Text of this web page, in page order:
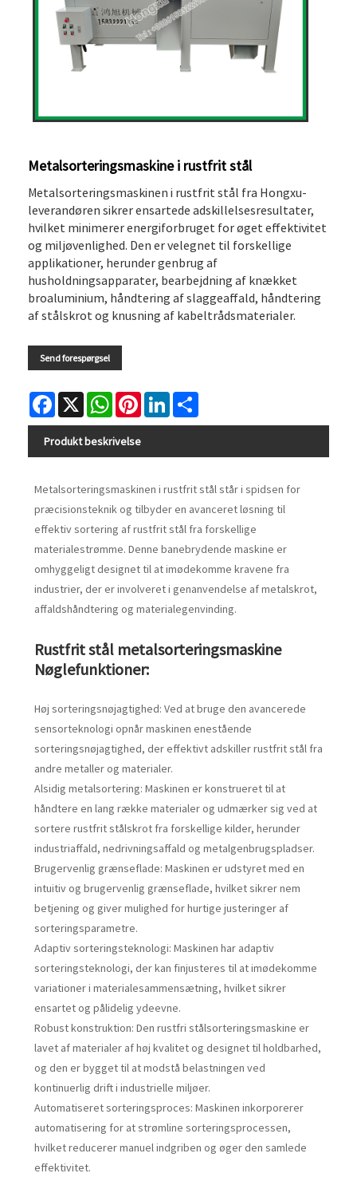
Metalsorteringsmaskine i rustfrit stål
Metalsorteringsmaskinen i rustfrit stål fra Hongxu-
leverandøren sikrer ensartede adskillelsesresultater,
hvilket minimerer energiforbruget for øget effektivitet
og miljøvenlighed. Den er velegnet til forskellige
applikationer, herunder genbrug af
husholdningsapparater, bearbejdning af knækket
broaluminium, håndtering af slaggeaffald, håndtering
af stålskrot og knusning af kabeltrådsmaterialer.
Send forespørgsel
Facebook
X WhatsAppPinterestLinkedIn
Produkt beskrivelse
Metalsorteringsmaskinen i rustfrit stål står i spidsen for
præcisionsteknik og tilbyder en avanceret løsning til
effektiv sortering af rustfrit stål fra forskellige
materialestrømme. Denne banebrydende maskine er
omhyggeligt designet til at imødekomme kravene fra
industrier, der er involveret i genanvendelse af metalskrot,
affaldshåndtering og materialegenvinding.
Rustfrit stål metalsorteringsmaskine
Nøglefunktioner:
Høj sorteringsnøjagtighed: Ved at bruge den avancerede
sensorteknologi opnår maskinen enestående
sorteringsnøjagtighed, der effektivt adskiller rustfrit stål fra
andre metaller og materialer.
Alsidig metalsortering: Maskinen er konstrueret til at
håndtere en lang række materialer og udmærker sig ved at
sortere rustfrit stålskrot fra forskellige kilder, herunder
industriaffald, nedrivningsaffald og metalgenbrugspladser.
Brugervenlig grænseflade: Maskinen er udstyret med en
intuitiv og brugervenlig grænseflade, hvilket sikrer nem
betjening og giver mulighed for hurtige justeringer af
sorteringsparametre.
Adaptiv sorteringsteknologi: Maskinen har adaptiv
sorteringsteknologi, der kan finjusteres til at imødekomme
variationer i materialesammensætning, hvilket sikrer
ensartet og pålidelig ydeevne.
Robust konstruktion: Den rustfri stålsorteringsmaskine er
lavet af materialer af høj kvalitet og designet til holdbarhed,
og den er bygget til at modstå belastningen ved
kontinuerlig drift i industrielle miljøer.
Automatiseret sorteringsproces: Maskinen inkorporerer
automatisering for at strømline sorteringsprocessen,
hvilket reducerer manuel indgriben og øger den samlede
effektivitet.